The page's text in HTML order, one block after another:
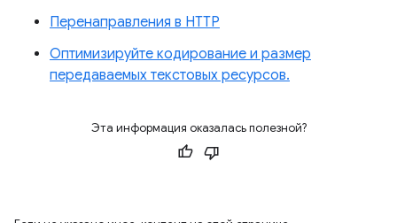
Перенаправления в HTTP
Оптимизируйте кодирование и размер
передаваемых текстовых ресурсов.
Эта информация оказалась полезной?